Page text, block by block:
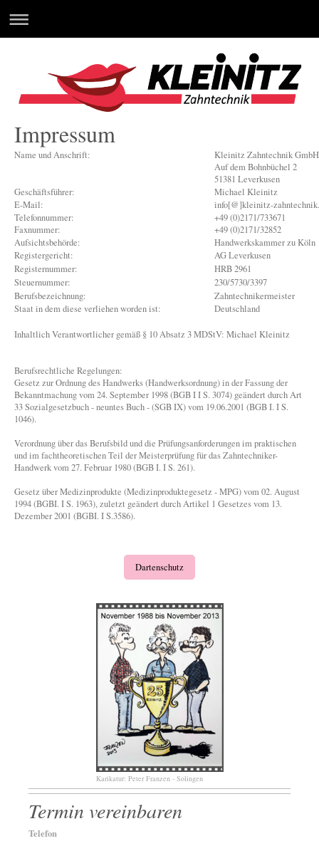
Impressum
Name und Anschrift:
Kleinitz Zahntechnik GmbH
Auf dem Bohnbüchel 2
51381 Leverkusen
Geschäftsführer:
Michael Kleinitz
E-Mail:
info[@]kleinitz-
Telefonnummer:
Faxnummer:
+49 (0)2171/733671
+49 (0)2171/32852
Aufsichtsbehörde:
Handwerkskammer zu Köln
Registergericht:
AG Leverkusen
Registernummer:
HRB 2961
Steuernummer:
230/5730/3397
Berufsbezeichnung:
Zahntechnikermeister
Staat in dem diese verliehen worden ist:
Deutschland
Inhaltlich Verantwortlicher gemäß § 10 Absatz 3 MDStV: Michael Kleinitz
Berufsrechtliche Regelungen:
Gesetz zur Ordnung des Handwerks (Handwerksordnung) in der Fassung der
Bekanntmachung vom 24. September 1998 (BGB I I S. 3074) geändert durch Art
33 Sozialgesetzbuch - neuntes Buch - (SGB IX) vom 19.06.2001 (BGB I. I S.
1046).
Verordnung über das Berufsbild und die Prüfungsanforderungen im praktischen
und im fachtheoretischen Teil der Meisterprüfung für das Zahntechniker-
Handwerk vom 27. Februar 1980 (BGB I. I S. 261).
Gesetz über Medizinprodukte (Medizinproduktegesetz - MPG) vom 02. August
1994 (BGBI. I S. 1963), zuletzt geändert durch Artikel 1 Gesetzes vom 13.
Dezember 2001 (BGBI. I S.3586).
Dartenschutz
Karikatur: Peter Franzen - Solingen
Termin vereinbaren
Telefon